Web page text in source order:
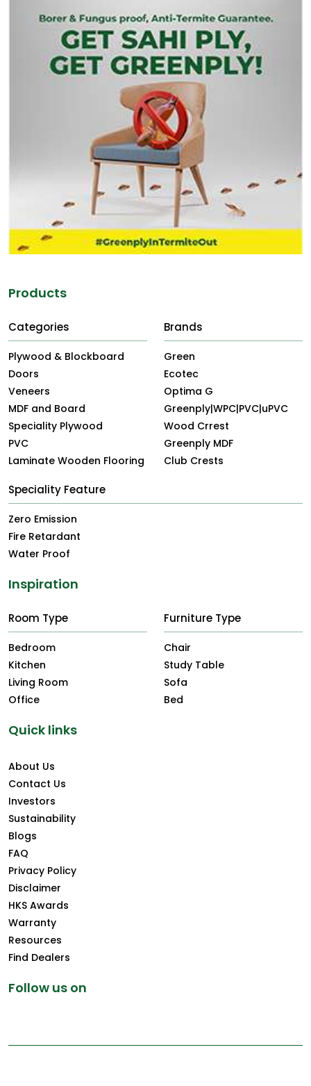
Products
Categories
Plywood & Blockboard
Doors
Veneers
MDF and Board
Speciality Plywood
PVC
Laminate Wooden Flooring
Brands
Green
Ecotec
Optima G
Greenply|WPC|PVC|uPVC
Wood Crrest
Greenply MDF
Club Crests
Speciality Feature
Zero Emission
Fire Retardant
Water Proof
Inspiration
Room Type
Bedroom
Kitchen
Living Room
Office
Furniture Type
Chair
Study Table
Sofa
Bed
Quick links
About Us
Contact Us
Investors
Sustainability
Blogs
FAQ
Privacy Policy
Disclaimer
HKS Awards
Warranty
Resources
Find Dealers
Follow us on